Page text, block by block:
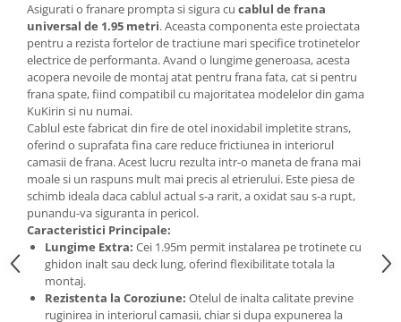
Cauciucuri bicicleta
Anvelope și Camere Utilaje
https://www.doctortrotineta.ro/plata-
tbi?
forceOriginalForEdit=1&preview=00681
Asigurati o franare prompta si sigura cu cablul de frana
universal de 1.95 metri. Aceasta componenta este proiectata
pentru a rezista fortelor de tractiune mari specifice trotinetelor
electrice de performanta. Avand o lungime generoasa, acesta
acopera nevoile de montaj atat pentru frana fata, cat si pentru
frana spate, fiind compatibil cu majoritatea modelelor din gama
KuKirin si nu numai.
Cablul este fabricat din fire de otel inoxidabil impletite strans,
oferind o suprafata fina care reduce frictiunea in interiorul
camasii de frana. Acest lucru rezulta intr-o maneta de frana mai
moale si un raspuns mult mai precis al etrierului. Este piesa de
schimb ideala daca cablul actual s-a rarit, a oxidat sau s-a rupt,
punandu-va siguranta in pericol.
Caracteristici Principale:
Lungime Extra: Cei 1.95m permit instalarea pe trotinete cu
ghidon inalt sau deck lung, oferind flexibilitate totala la
montaj.
Rezistenta la Coroziune: Otelul de inalta calitate previne
ruginirea in interiorul camasii, chiar si dupa expunerea la